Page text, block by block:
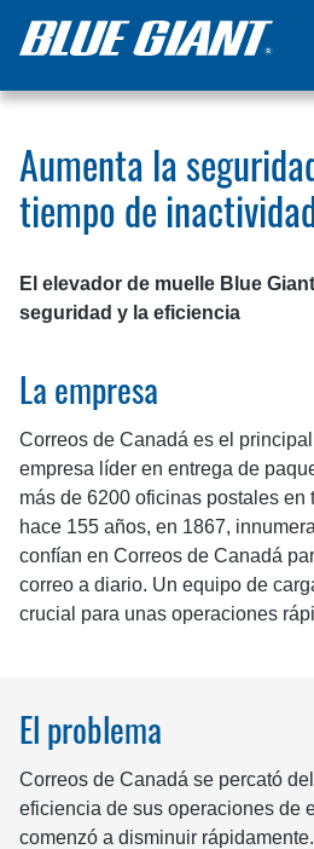
Hogar Recursos Estudios de
Aumenta la
tiempo de
El elevador de muelle Blue
seguridad y la eficiencia
La empresa
Correos de Canadá es el
empresa líder en entrega de
más de 6200 oficinas postales en
hace 155 años, en 1867,
confían en Correos de Canadá
correo a diario. Un equipo de
crucial para unas operaciones
El problema
Correos de Canadá se percató
eficiencia de sus operaciones de
comenzó a disminuir